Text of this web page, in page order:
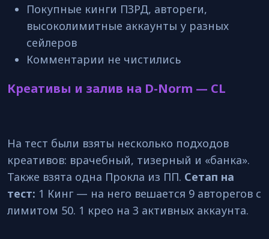
Покупные кинги ПЗРД, автореги,
высоколимитные аккаунты у разных
сейлеров
Комментарии не чистились
Креативы и залив на D-Norm — CL
На тест были взяты несколько подходов
креативов: врачебный, тизерный и «банка».
Также взята одна Прокла из ПП. Сетап на
тест: 1 Кинг — на него вешается 9 авторегов с
лимитом 50. 1 крео на 3 активных аккаунта.